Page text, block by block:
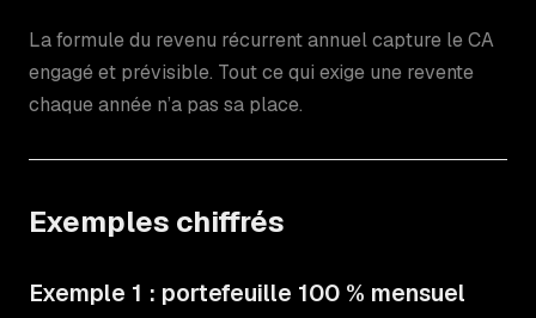
La formule du revenu récurrent annuel capture le CA
engagé et prévisible. Tout ce qui exige une revente
chaque année n’a pas sa place.
Exemples chiffrés
Exemple 1 : portefeuille 100 % mensuel